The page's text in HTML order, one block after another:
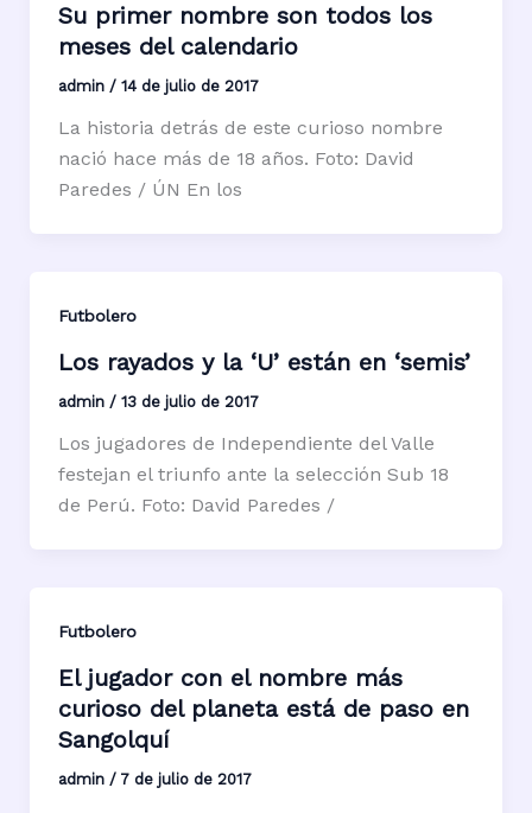
Su primer nombre son todos los
meses del calendario
admin / 14 de julio de 2017
La historia detrás de este curioso nombre
nació hace más de 18 años. Foto: David
Paredes / ÚN En los
Futbolero
Los rayados y la ‘U’ están en ‘semis’
admin / 13 de julio de 2017
Los jugadores de Independiente del Valle
festejan el triunfo ante la selección Sub 18
de Perú. Foto: David Paredes /
Futbolero
El jugador con el nombre más
curioso del planeta está de paso en
Sangolquí
admin / 7 de julio de 2017